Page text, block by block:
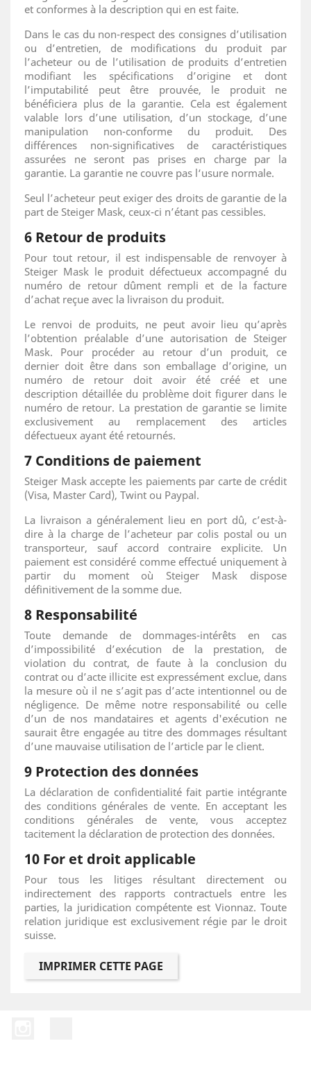
et conformes à la description qui en est faite.
Dans le cas du non-respect des consignes d’utilisation
ou d’entretien, de modifications du produit par
l’acheteur ou de l’utilisation de produits d’entretien
modifiant les spécifications d’origine et dont
l’imputabilité peut être prouvée, le produit ne
bénéficiera plus de la garantie. Cela est également
valable lors d’une utilisation, d’un stockage, d’une
manipulation non-conforme du produit. Des
différences non-significatives de caractéristiques
assurées ne seront pas prises en charge par la
garantie. La garantie ne couvre pas l‘usure normale.
Seul l’acheteur peut exiger des droits de garantie de la
part de Steiger Mask, ceux-ci n’étant pas cessibles.
6 Retour de produits
Pour tout retour, il est indispensable de renvoyer à
Steiger Mask le produit défectueux accompagné du
numéro de retour dûment rempli et de la facture
d’achat reçue avec la livraison du produit.
Le renvoi de produits, ne peut avoir lieu qu’après
l’obtention préalable d’une autorisation de Steiger
Mask. Pour procéder au retour d’un produit, ce
dernier doit être dans son emballage d’origine, un
numéro de retour doit avoir été créé et une
description détaillée du problème doit figurer dans le
numéro de retour. La prestation de garantie se limite
exclusivement au remplacement des articles
défectueux ayant été retournés.
7 Conditions de paiement
Steiger Mask accepte les paiements par carte de crédit
(Visa, Master Card), Twint ou Paypal.
La livraison a généralement lieu en port dû, c’est-à-
dire à la charge de l’acheteur par colis postal ou un
transporteur, sauf accord contraire explicite. Un
paiement est considéré comme effectué uniquement à
partir du moment où Steiger Mask dispose
définitivement de la somme due.
8 Responsabilité
Toute demande de dommages-intérêts en cas
d’impossibilité d’exécution de la prestation, de
violation du contrat, de faute à la conclusion du
contrat ou d’acte illicite est expressément exclue, dans
la mesure où il ne s’agit pas d’acte intentionnel ou de
négligence. De même notre responsabilité ou celle
d’un de nos mandataires et agents d'exécution ne
saurait être engagée au titre des dommages résultant
d’une mauvaise utilisation de l’article par le client.
9 Protection des données
La déclaration de confidentialité fait partie intégrante
des conditions générales de vente. En acceptant les
conditions générales de vente, vous acceptez
tacitement la déclaration de protection des données.
10 For et droit applicable
Pour tous les litiges résultant directement ou
indirectement des rapports contractuels entre les
parties, la juridication compétente est Vionnaz. Toute
relation juridique est exclusivement régie par le droit
suisse.